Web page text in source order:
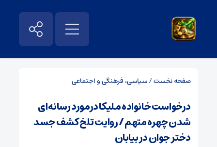
صفحه نخست/سیاسی، فرهنگی و اجتماعی
درخواست خانواده ملیکا درمورد رسانه‌ای
شدن چهره متهم / روایت تلخ کشف جسد
دختر جوان در بیابان